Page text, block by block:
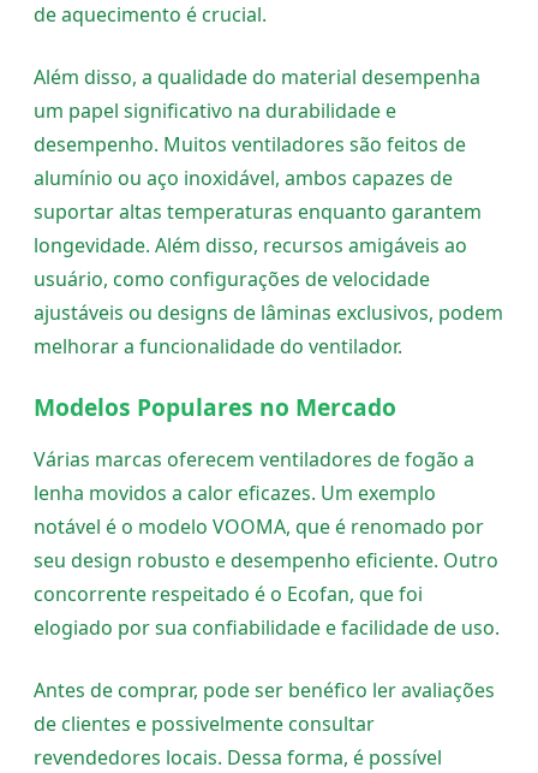
de aquecimento é crucial.
Além disso, a qualidade do material desempenha
um papel significativo na durabilidade e
desempenho. Muitos ventiladores são feitos de
alumínio ou aço inoxidável, ambos capazes de
suportar altas temperaturas enquanto garantem
longevidade. Além disso, recursos amigáveis ao
usuário, como configurações de velocidade
ajustáveis ou designs de lâminas exclusivos, podem
melhorar a funcionalidade do ventilador.
Modelos Populares no Mercado
Várias marcas oferecem ventiladores de fogão a
lenha movidos a calor eficazes. Um exemplo
notável é o modelo VOOMA, que é renomado por
seu design robusto e desempenho eficiente. Outro
concorrente respeitado é o Ecofan, que foi
elogiado por sua confiabilidade e facilidade de uso.
Antes de comprar, pode ser benéfico ler avaliações
de clientes e possivelmente consultar
revendedores locais. Dessa forma, é possível